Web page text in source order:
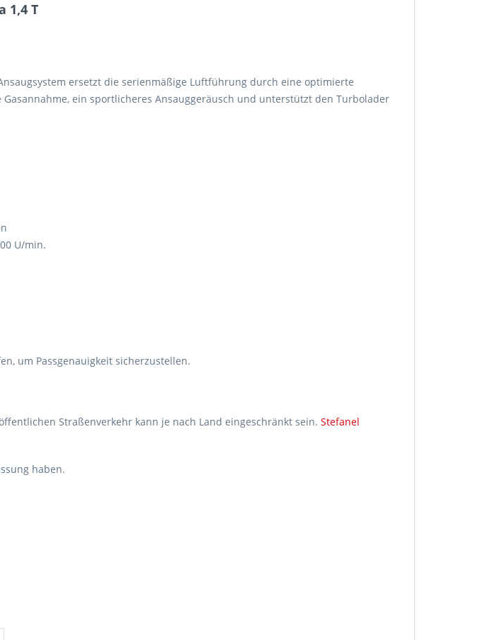
1,4 T
ersetzt die serienmäßige Luftführung durch eine optimierte
ein sportlicheres Ansauggeräusch und unterstützt den Turbolader
U/min.
um Passgenauigkeit sicherzustellen.
Straßenverkehr kann je nach Land eingeschränkt sein. Stefanel
haben.